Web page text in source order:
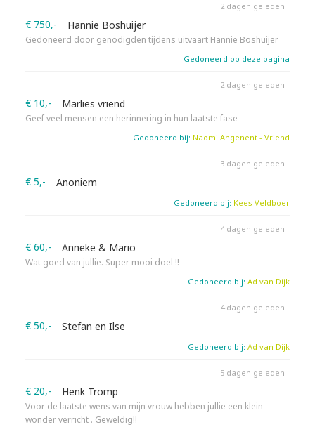
€ 750,- Hannie Boshuijer
Gedoneerd door genodigden tijdens uitvaart Hannie Boshuijer
2 dagen geleden
Gedoneerd op deze pagina
€ 10,- Marlies vriend
Geef veel mensen een herinnering in hun laatste fase
2 dagen geleden
Gedoneerd bij: Naomi Angenent - Vriend
€ 5,- Anoniem
3 dagen geleden
Gedoneerd bij: Kees Veldboer
€ 60,- Anneke & Mario
Wat goed van jullie. Super mooi doel !!
4 dagen geleden
Gedoneerd bij: Ad van Dijk
€ 50,- Stefan en Ilse
4 dagen geleden
Gedoneerd bij: Ad van Dijk
€ 20,- Henk Tromp
Voor de laatste wens van mijn vrouw hebben jullie een klein
wonder verricht . Geweldig!!
5 dagen geleden